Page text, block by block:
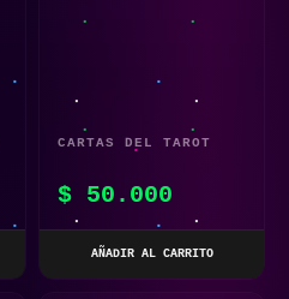
CARTAS DEL TAROT
$ 50.000
AÑADIR AL CARRITO